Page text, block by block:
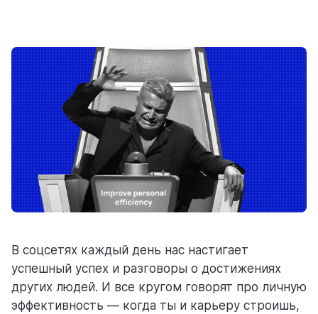
блог
полезности и рассказы о приятном
цены
В соцсетях каждый день нас настигает
успешный успех и разговоры о достижениях
других людей. И все кругом говорят про личную
эффективность — когда ты и карьеру строишь,